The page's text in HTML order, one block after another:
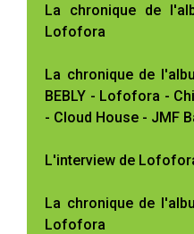
La chronique de
Lofofora
La chronique de
BEBLY - Lofofora -
- Cloud House - JMF
L'interview de
La chronique de
Lofofora